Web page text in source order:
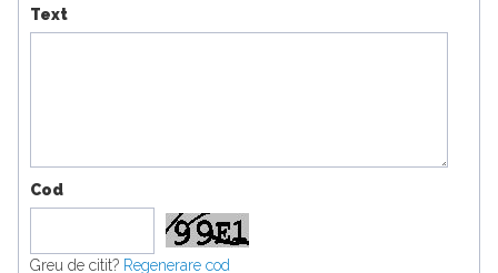
Text
Cod
Greu de citit? Regenerare cod